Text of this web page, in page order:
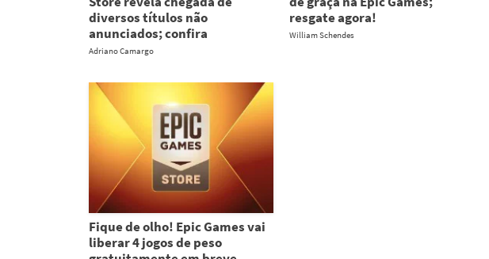
diversos títulos não
anunciados; confira
Adriano Camargo
resgate agora!
William Schendes
Fique de olho! Epic Games vai
liberar 4 jogos de peso